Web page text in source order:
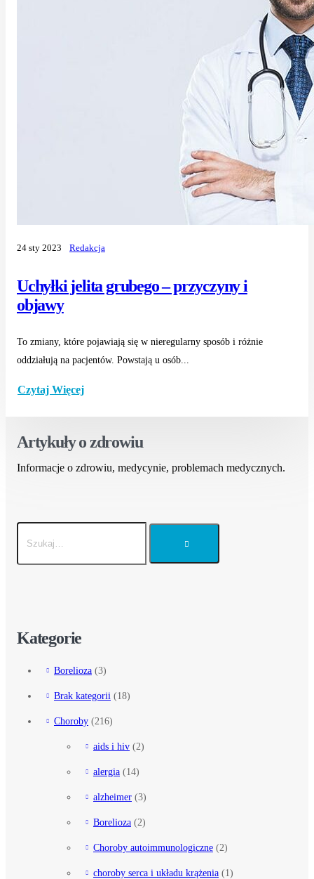
Uchyłki jelita grubego – przyczyny i
objawy
24 sty 2023 Redakcja
To zmiany, które pojawiają się w nieregularny sposób i różnie
oddziałują na pacjentów. Powstają u osób...
Czytaj Więcej
Artykuły o zdrowiu
Informacje o zdrowiu, medycynie, problemach medycznych.
Kategorie
Borelioza (3)
Brak kategorii (18)
Choroby (216)
aids i hiv (2)
alergia (14)
alzheimer (3)
Borelioza (2)
Choroby autoimmunologiczne (2)
choroby serca i układu krążenia (1)